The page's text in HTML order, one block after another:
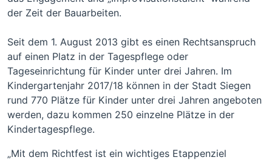
der Zeit der Bauarbeiten.
Seit dem 1. August 2013 gibt es einen Rechtsanspruch
auf einen Platz in der Tagespflege oder
Tageseinrichtung für Kinder unter drei Jahren. Im
Kindergartenjahr 2017/18 können in der Stadt Siegen
rund 770 Plätze für Kinder unter drei Jahren angeboten
werden, dazu kommen 250 einzelne Plätze in der
Kindertagespflege.
„Mit dem Richtfest ist ein wichtiges Etappenziel